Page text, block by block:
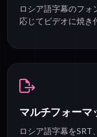
ロシア語字幕のフォ
応じてビデオに焼き
マルチフォーマ
ロシア語字幕を